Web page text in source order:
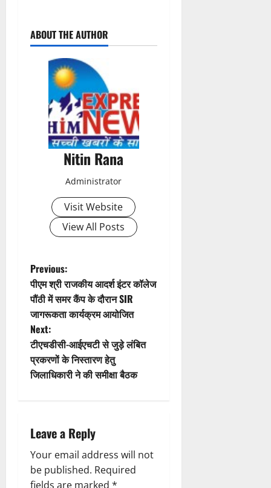
o
t
i
o
n
ABOUT THE AUTHOR
Nitin Rana
Administrator
Visit Website
View All Posts
P
o
s
t
n
v
i
g
Previous:
पीएम श्री राजकीय आदर्श इंटर कॉलेज
पौंठी में समर कैंप के दौरान SIR
जागरूकता कार्यक्रम आयोजित
Next:
टीएचडीसी-आईएचटी से जुड़े लंबित
प्रकरणों के निस्तारण हेतु
जिलाधिकारी ने की समीक्षा बैठक
Leave a Reply
Your email address will not
be published. Required
fields are marked *